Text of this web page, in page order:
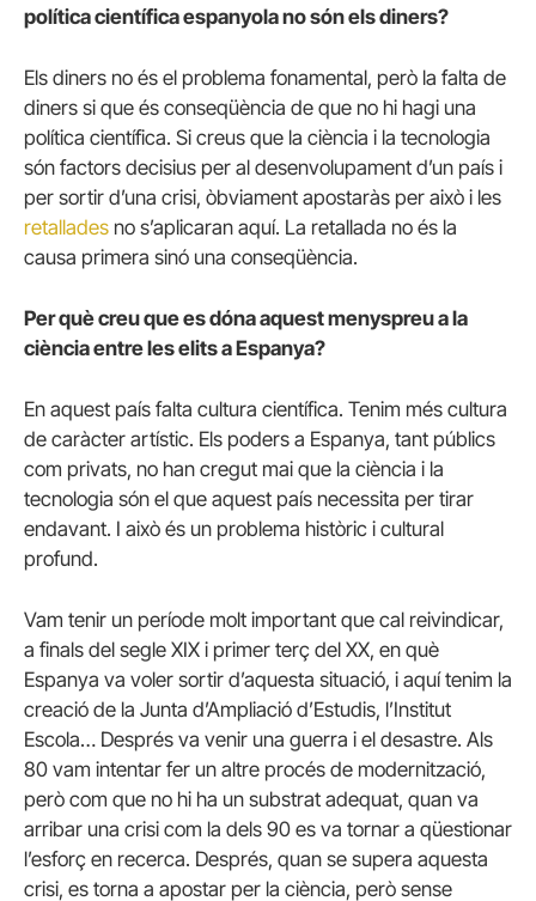
política científica espanyola no són els diners?
Els diners no és el problema fonamental, però la falta de
diners si que és conseqüència de que no hi hagi una
política científica. Si creus que la ciència i la tecnologia
són factors decisius per al desenvolupament d’un país i
per sortir d’una crisi, òbviament apostaràs per això i les
retallades no s’aplicaran aquí. La retallada no és la
causa primera sinó una conseqüència.
Per què creu que es dóna aquest menyspreu a la
ciència entre les elits a Espanya?
En aquest país falta cultura científica. Tenim més cultura
de caràcter artístic. Els poders a Espanya, tant públics
com privats, no han cregut mai que la ciència i la
tecnologia són el que aquest país necessita per tirar
endavant. I això és un problema històric i cultural
profund.
Vam tenir un període molt important que cal reivindicar,
a finals del segle XIX i primer terç del XX, en què
Espanya va voler sortir d’aquesta situació, i aquí tenim la
creació de la Junta d’Ampliació d’Estudis, l’Institut
Escola… Després va venir una guerra i el desastre. Als
80 vam intentar fer un altre procés de modernització,
però com que no hi ha un substrat adequat, quan va
arribar una crisi com la dels 90 es va tornar a qüestionar
l’esforç en recerca. Després, quan se supera aquesta
crisi, es torna a apostar per la ciència, però sense